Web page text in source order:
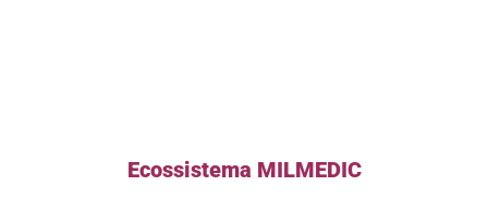
Ecossistema MILMEDIC